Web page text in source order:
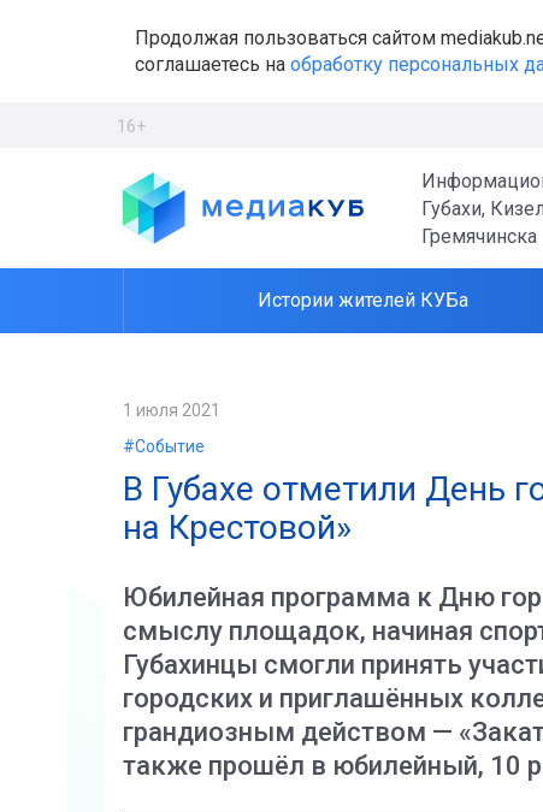
Продолжая пользоваться сайтом
соглашаетесь на обработку персональных
16+
Губахи,
Гремячинска
Истории жителей КУБа
1 июля 2021
#Событие
В Губахе отметили День
на Крестовой»
Юбилейная программа к Дню
смыслу площадок, начиная
Губахинцы смогли принять
городских и приглашённых
грандиозным действом —
также прошёл в юбилейный, 10